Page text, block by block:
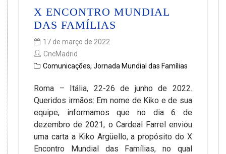
X ENCONTRO MUNDIAL
DAS FAMÍLIAS
17 de março de 2022
CncMadrid
Comunicações, Jornada Mundial das Famílias
Roma – Itália, 22-26 de junho de 2022.
Queridos irmãos: Em nome de Kiko e de sua
equipe, informamos que no dia 6 de
dezembro de 2021, o Cardeal Farrel enviou
uma carta a Kiko Argüello, a propósito do X
Encontro Mundial das Famílias, no qual